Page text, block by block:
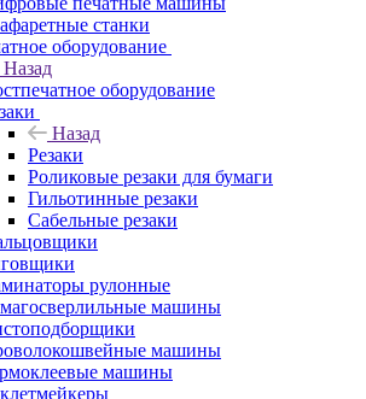
станки
оборудование
Назад
оборудование
Назад
Резаки
Роликовые резаки для бумаги
Гильотинные резаки
Сабельные резаки
рулонные
машины
машины
машины